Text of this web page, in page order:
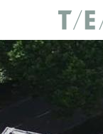
Skip to main content